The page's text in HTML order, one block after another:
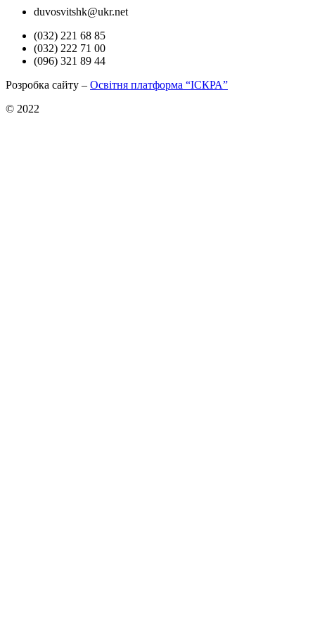
duvosvitshk@ukr.net
(032) 221 68 85
(032) 222 71 00
(096) 321 89 44
Розробка сайту – Освітня платформа “ІСКРА”
© 2022